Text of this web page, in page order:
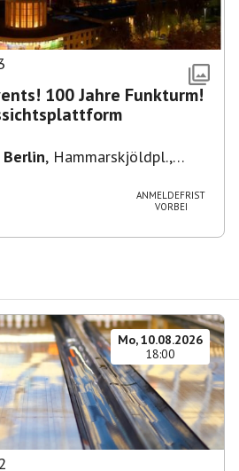
100 Jahre Funkturm!
Berlin, Hammarskjöldpl.,
ANMELDEFRIST
VORBEI
Mo, 10.08.2026
18:00